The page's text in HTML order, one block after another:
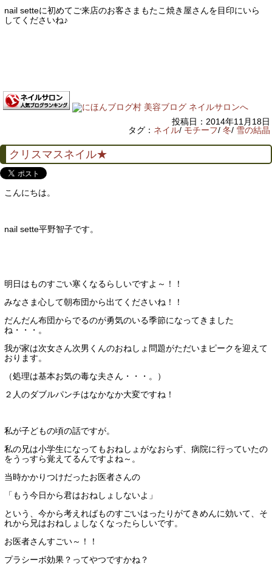
nail setteに初めてご来店のお客さまもたこ焼き屋さんを目印にいら
してくださいね♪
投稿日：2014年11月18日
タグ： ネイル/ モチーフ/ 冬/ 雪の結晶
クリスマスネイル★
こんにちは。
nail sette平野智子です。
明日はものすごい寒くなるらしいですよ～！！
みなさま心して朝布団から出てくださいね！！
だんだん布団からでるのが勇気のいる季節になってきました
ね・・・。
我が家は次女さん次男くんのおねしょ問題がただいまピークを迎えて
おります。
（処理は基本お気の毒な夫さん・・・。）
２人のダブルパンチはなかなか大変ですね！
私が子どもの頃の話ですが。
私の兄は小学生になってもおねしょがなおらず、病院に行っていたの
をうっすら覚えてるんですよね～。
当時かかりつけだったお医者さんの
「もう今日から君はおねしょしないよ」
という、今から考えればものすごいはったりがてきめんに効いて、そ
れから兄はおねしょしなくなったらしいです。
お医者さんすごい～！！
プラシーボ効果？ってやつですかね？